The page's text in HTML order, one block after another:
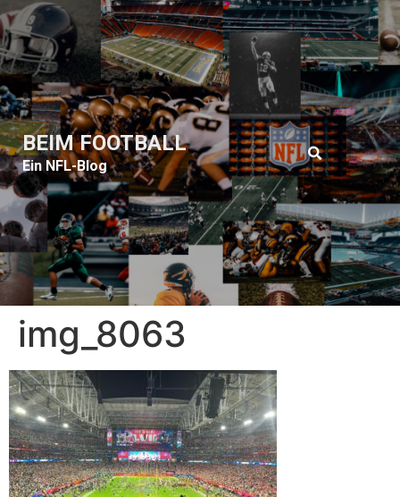
BEIM FOOTBALL
Ein NFL-Blog
img_8063